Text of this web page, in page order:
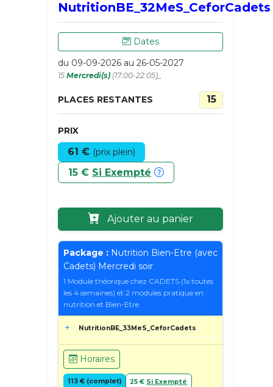
NutritionBE_32MeS_CeforCadets
Dates
du 09-09-2026 au 26-05-2027
15 Mercredi(s) (17:00-22:05)_
PLACES RESTANTES 15
PRIX
61 € (prix plein)
15 € Si Exempté
Ajouter au panier
Package : Nutrition Bien-Etre (avec
Cadets) Mercredi soir
1 Module théorique chez CADETS (1x toutes
les 4 semaines) et 2 modules pratique en
nutrition et Bien-Etre
NutritionBE_33MeS_CeforCadets
Horaires
113 € (complet) 25 € Si Exempté